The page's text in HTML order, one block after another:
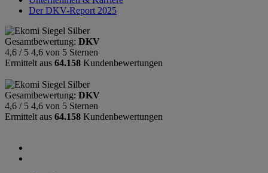
Der DKV-Report 2025
Gesamtbewertung: DKV
4,6 / 5 4,6 von 5 Sternen
Ermittelt aus 64.158 Kundenbewertungen
Gesamtbewertung: DKV
4,6 / 5 4,6 von 5 Sternen
Ermittelt aus 64.158 Kundenbewertungen